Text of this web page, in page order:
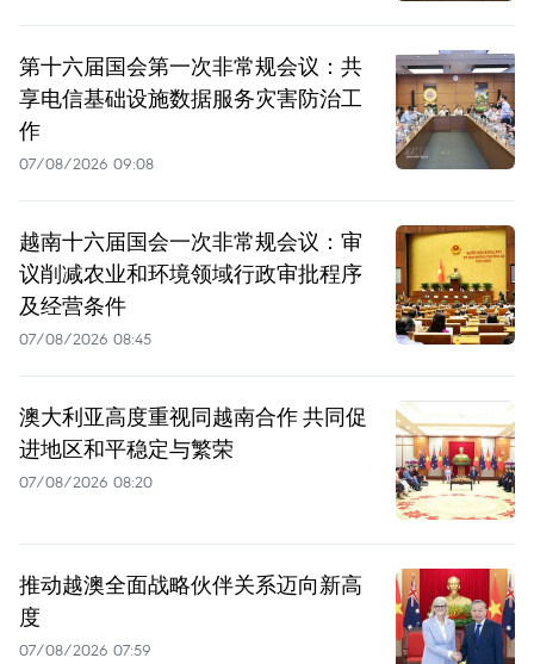
第十六届国会第一次非常规会议：共
享电信基础设施数据服务灾害防治工
作
07/08/2026 09:08
越南十六届国会一次非常规会议：审
议削减农业和环境领域行政审批程序
及经营条件
07/08/2026 08:45
澳大利亚高度重视同越南合作 共同促
进地区和平稳定与繁荣
07/08/2026 08:20
推动越澳全面战略伙伴关系迈向新高
度
07/08/2026 07:59